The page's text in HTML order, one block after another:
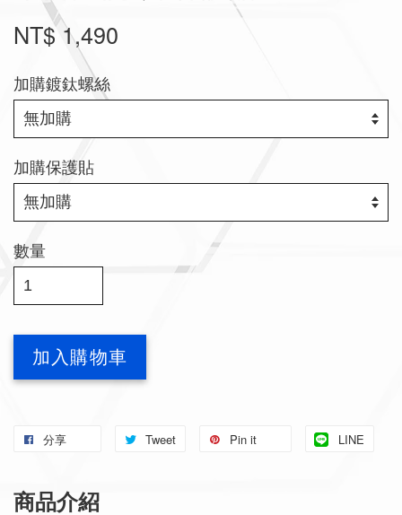
NT$ 1,490
加購鍍鈦螺絲
加購保護貼
數量
加入購物車
分享 Tweet Pin it LINE
商品介紹